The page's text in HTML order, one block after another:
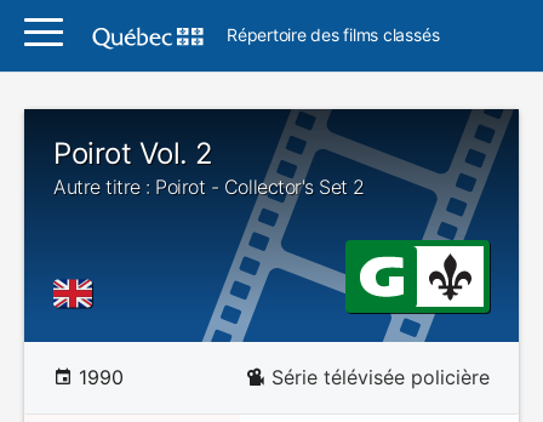
Répertoire des films classés
Poirot Vol. 2
Autre titre : Poirot - Collector's Set 2
1990 Série télévisée policière